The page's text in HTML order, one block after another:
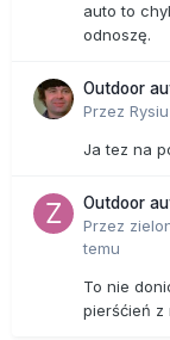
auto to
odnoszę.
Outdoor
Przez Rysiu
Ja tez na
Outdoor
Przez
temu
To nie
pierśćień z